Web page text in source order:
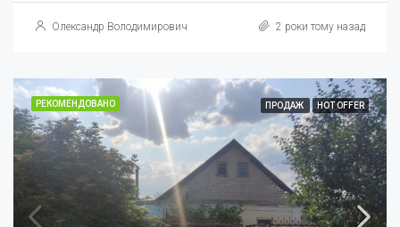
Олександр Володимирович 2 роки тому назад
РЕКОМЕНДОВАНО ПРОДАЖ HOT OFFER